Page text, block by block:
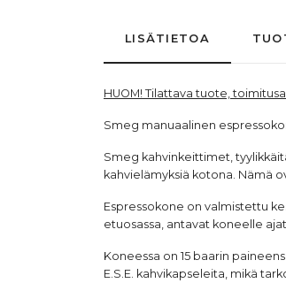
LISÄTIETOA
HUOM! Tilattava tuote,
Smeg manuaalinen
Smeg kahvinkeittimet,
kahvielämyksiä kotona. Nämä
Espressokone on valmistettu
etuosassa, antavat koneelle
Koneessa on 15 baarin
E.S.E. kahvikapseleita, mikä